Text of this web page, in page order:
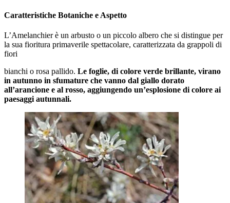
Caratteristiche Botaniche e Aspetto
L’Amelanchier è un arbusto o un piccolo albero che si distingue per
la sua fioritura primaverile spettacolare, caratterizzata da grappoli di
fiori
bianchi o rosa pallido. Le foglie, di colore verde brillante, virano
in autunno in sfumature che vanno dal giallo dorato
all’arancione e al rosso, aggiungendo un’esplosione di colore ai
paesaggi autunnali.